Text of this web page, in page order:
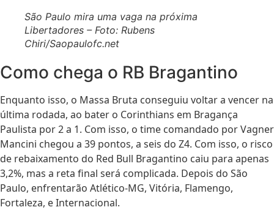
São Paulo mira uma vaga na próxima
Libertadores – Foto: Rubens
Chiri/Saopaulofc.net
Como chega o RB Bragantino
Enquanto isso, o Massa Bruta conseguiu voltar a vencer na
última rodada, ao bater o Corinthians em Bragança
Paulista por 2 a 1. Com isso, o time comandado por Vagner
Mancini chegou a 39 pontos, a seis do Z4. Com isso, o risco
de rebaixamento do Red Bull Bragantino caiu para apenas
3,2%, mas a reta final será complicada. Depois do São
Paulo, enfrentarão Atlético-MG, Vitória, Flamengo,
Fortaleza, e Internacional.